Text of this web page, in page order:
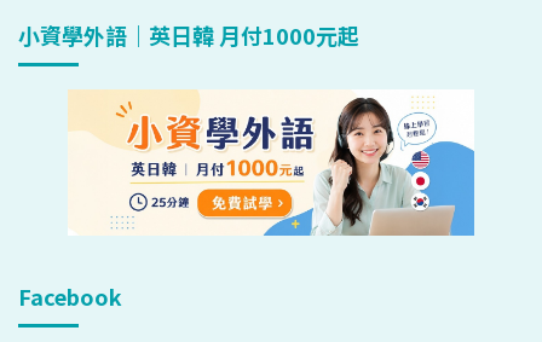
小資學外語｜英日韓 月付1000元起
Facebook